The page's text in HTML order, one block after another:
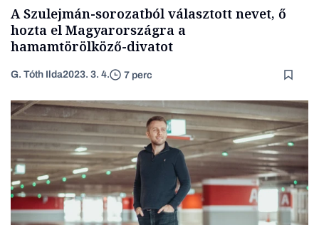
A Szulejmán-sorozatból választott nevet, ő
hozta el Magyarországra a
hamamtörölköző-divatot
G. Tóth Ilda2023. 3. 4. 7 perc